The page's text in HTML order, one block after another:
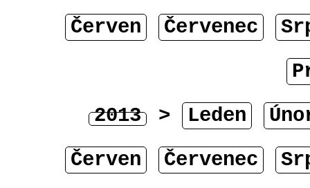
Červen
Červenec
2013 > Leden
Červen
Červenec